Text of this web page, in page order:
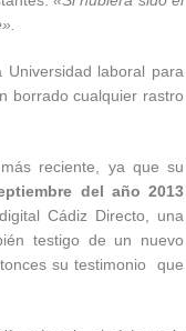
laboral para
borrado cualquier rastro
reciente, ya que su
del año 2013
Cádiz Directo, una
testigo de un nuevo
su testimonio que